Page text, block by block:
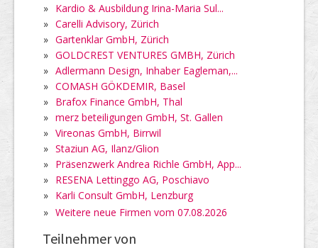
» Kardio & Ausbildung Irina-Maria Sul...
» Carelli Advisory, Zürich
» Gartenklar GmbH, Zürich
» GOLDCREST VENTURES GMBH, Zürich
» Adlermann Design, Inhaber Eagleman,...
» COMASH GÖKDEMIR, Basel
» Brafox Finance GmbH, Thal
» merz beteiligungen GmbH, St. Gallen
» Vireonas GmbH, Birrwil
» Staziun AG, Ilanz/Glion
» Präsenzwerk Andrea Richle GmbH, App...
» RESENA Lettinggo AG, Poschiavo
» Karli Consult GmbH, Lenzburg
» Weitere neue Firmen vom 07.08.2026
Teilnehmer von